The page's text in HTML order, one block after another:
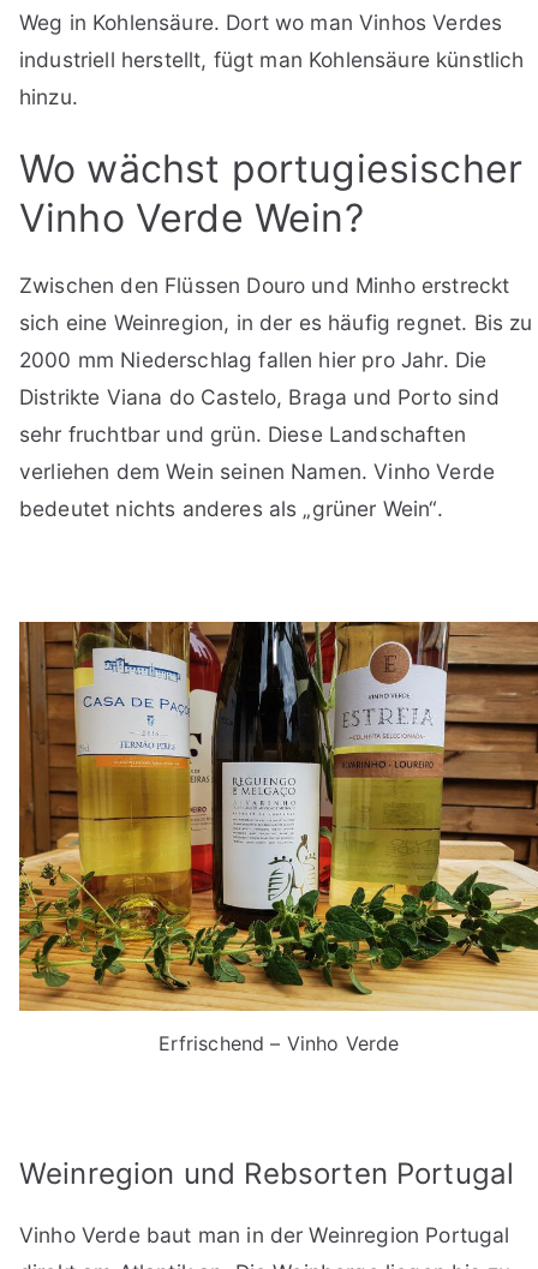
Weg in Kohlensäure. Dort wo man Vinhos Verdes
industriell herstellt, fügt man Kohlensäure künstlich
hinzu.
Wo wächst portugiesischer
Vinho Verde Wein?
Zwischen den Flüssen Douro und Minho erstreckt
sich eine Weinregion, in der es häufig regnet. Bis zu
2000 mm Niederschlag fallen hier pro Jahr. Die
Distrikte Viana do Castelo, Braga und Porto sind
sehr fruchtbar und grün. Diese Landschaften
verliehen dem Wein seinen Namen. Vinho Verde
bedeutet nichts anderes als „grüner Wein“.
Erfrischend – Vinho Verde
Weinregion und Rebsorten Portugal
Vinho Verde baut man in der Weinregion Portugal